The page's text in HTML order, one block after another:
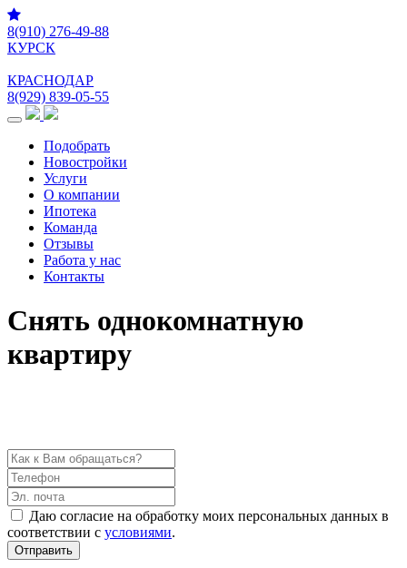
8(910) 276-49-88
КУРСК
КРАСНОДАР
8(929) 839-05-55
Меню
Подобрать
Новостройки
Услуги
О компании
Ипотека
Команда
Отзывы
Работа у нас
Контакты
Снять однокомнатную
квартиру
Даю согласие на обработку моих персональных данных в
соответствии с условиями.
Отправить